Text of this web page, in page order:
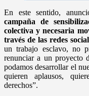
En este sentido,
campaña de
colectiva y necesaria
través de las redes
un trabajo esclavo, no
renunciar a un proyecto
podamos desarrollar el
quieren aplausos,
derechos”.